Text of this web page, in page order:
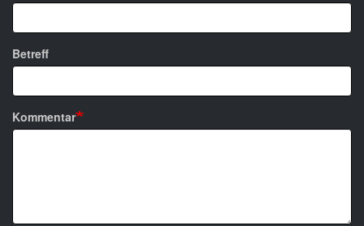
Betreff
Kommentar